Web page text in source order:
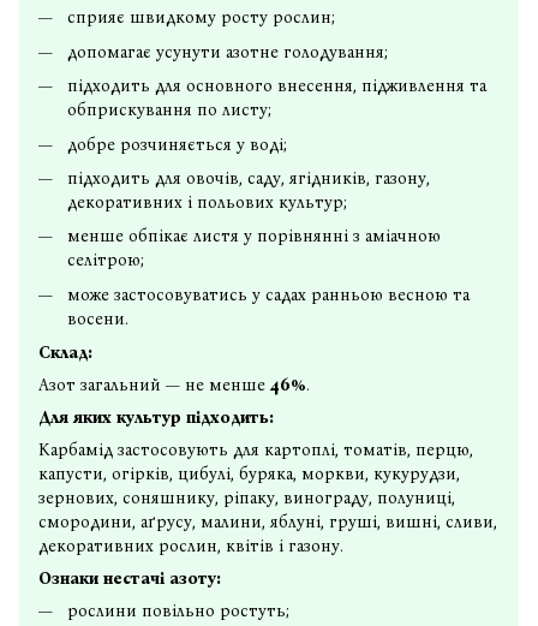
сприяє швидкому росту рослин;
допомагає усунути азотне голодування;
підходить для основного внесення, підживлення та
обприскування по листу;
добре розчиняється у воді;
підходить для овочів, саду, ягідників, газону,
декоративних і польових культур;
менше обпікає листя у порівнянні з аміачною
селітрою;
може застосовуватись у садах ранньою весною та
восени.
Склад:
Азот загальний — не менше 46%.
Для яких культур підходить:
Карбамід застосовують для картоплі, томатів, перцю,
капусти, огірків, цибулі, буряка, моркви, кукурудзи,
зернових, соняшнику, ріпаку, винограду, полуниці,
смородини, аґрусу, малини, яблуні, груші, вишні, сливи,
декоративних рослин, квітів і газону.
Ознаки нестачі азоту:
рослини повільно ростуть;